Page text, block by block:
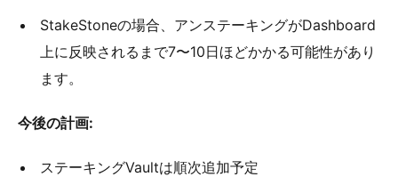
StakeStoneの場合、アンステーキングがDashboard
上に反映されるまで7〜10日ほどかかる可能性があり
ます。
今後の計画:
ステーキングVaultは順次追加予定